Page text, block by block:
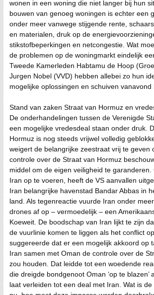
wonen in een woning die niet langer bij hun
bouwen van genoeg woningen is echter een
onder meer vanwege stijgende rente,
en materialen, druk op de
stikstofbeperkingen en netcongestie. Wat
de problemen op de woningmarkt eindelijk
Tweede Kamerleden Habtamu de Hoop
Jurgen Nobel (VVD) hebben allebei zo hun
mogelijke oplossingen en schuiven vanavond
Stand van zaken Straat van Hormuz en
De onderhandelingen tussen de Verenigde
een mogelijke vredesdeal staan onder druk.
Hormuz is nog steeds vrijwel volledig
weigert de belangrijke zeestraat vrij te geven
controle over de Straat van Hormuz
middel om de eigen veiligheid te
Iran op te voeren, heeft de VS aanvallen
Iran belangrijke havenstad Bandar Abbas in
land. Als tegenreactie vuurde Iran onder
drones af op – vermoedelijk – een
Koeweit. De boodschap van Iran lijkt te zijn
de vuurlinie komen te liggen als het conflict
suggereerde dat er een mogelijk akkoord op
Iran samen met Oman de controle over de
zou houden. Dat leidde tot een woedende
die dreigde bondgenoot Oman ‘op te blazen’
laat verleiden tot een deal met Iran. Wat is